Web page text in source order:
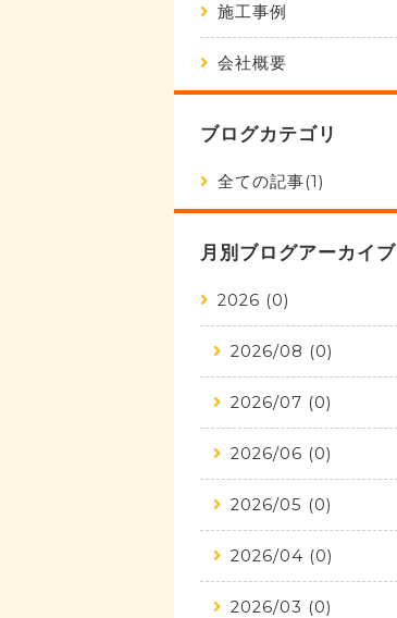
施工事例
会社概要
ブログカテゴリ
全ての記事(1)
月別ブログアーカイブ
2026 (0)
2026/08 (0)
2026/07 (0)
2026/06 (0)
2026/05 (0)
2026/04 (0)
2026/03 (0)